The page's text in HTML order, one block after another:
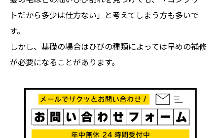
トだから多少は仕方ない」と考えてしまう方も多いで
す。
しかし、基礎の場合はひびの種類によっては早めの補修
が必要になることがあります。